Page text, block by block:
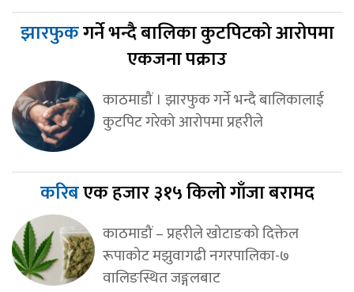
झारफुकगर्ने भन्दै बालिका कुटपिटको आरोपमा
एकजना पक्राउ
काठमाडौं । झारफुक गर्ने भन्दै बालिकालाई
कुटपिट गरेको आरोपमा प्रहरीले
करिबएक हजार ३१५ किलो गाँजा बरामद
काठमाडौं – प्रहरीले खोटाङको दिक्तेल
रूपाकोट मझुवागढी नगरपालिका-७
वालिङस्थित जङ्गलबाट